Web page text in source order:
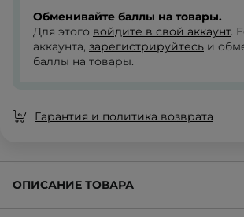
Обменивайте баллы на товары.
Для этого войдите в свой аккаунт.
аккаунта, зарегистрируйтесь и
баллы на товары.
Гарантия и политика возврата
ОПИСАНИЕ ТОВАРА